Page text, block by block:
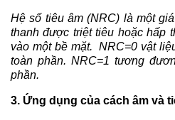
Hệ số tiêu âm (NRC) là một
thanh được triệt tiêu hoặc hấp
vào một bề mặt. NRC=0 vật
toàn phần. NRC=1 tương
phần.
3. Ứng dụng của cách âm và